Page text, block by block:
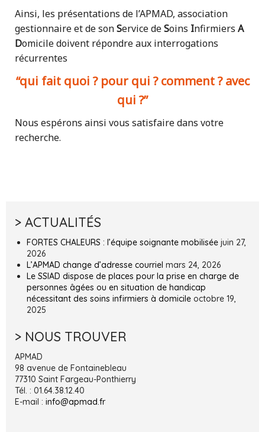
Ainsi, les présentations de l’APMAD, association
gestionnaire et de sonService deSoins Infirmiers A
Domicile doivent répondre aux interrogations
récurrentes
“qui fait quoi ? pour qui ? comment ? avec
qui ?”
Nous espérons ainsi vous satisfaire dans votre
recherche.
> ACTUALITÉS
FORTES CHALEURS : l’équipe soignante mobilisée juin 27,
2026
L’APMAD change d’adresse courriel mars 24, 2026
Le SSIAD dispose de places pour la prise en charge de
personnes âgées ou en situation de handicap
nécessitant des soins infirmiers à domicile octobre 19,
2025
> NOUS TROUVER
APMAD
98 avenue de Fontainebleau
77310 Saint Fargeau-Ponthierry
Tél. : 01.64.38.12.40
E-mail : info@apmad.fr